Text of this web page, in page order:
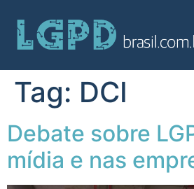
Tag: DCI
Debate sobre
mídia e nas